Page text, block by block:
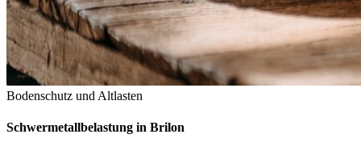
Bodenschutz und Altlasten
Schwermetallbelastung in Brilon